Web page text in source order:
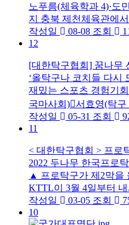
노푸름(체육학과 4)·도
지 충북 제천체육관에
작성일
08-08 조회
12
[대한탁구협회] 꿈나무
‘올탁구나 코치들 다시
재밌는 스포츠 경험기
국마사회)서효영(탁
작성일
05-31 조회
11
< 대한탁구협회 > 프로
2022 두나무 한국프로
▲ 프로탁구가 제2막을
KTTL이 3월 4일부터
작성일
03-05 조회
10